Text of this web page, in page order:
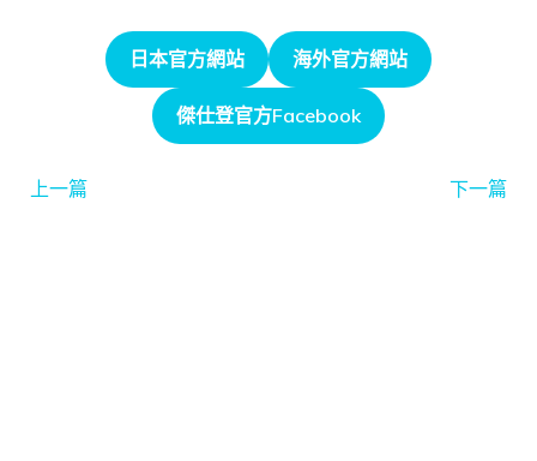
日本官方網站 海外官方網站
傑仕登官方Facebook
上一篇 下一篇